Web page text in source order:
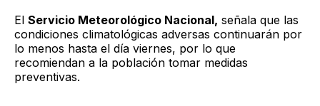
El Servicio Meteorológico Nacional, señala que las
condiciones climatológicas adversas continuarán por
lo menos hasta el día viernes, por lo que
recomiendan a la población tomar medidas
preventivas.